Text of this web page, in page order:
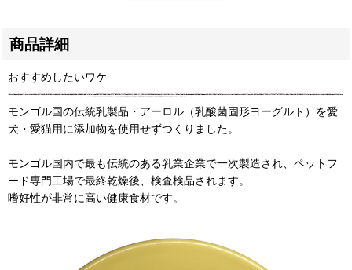
商品詳細
おすすめしたいワケ
モンゴル国の伝統乳製品・アーロル（乳酸菌固形ヨーグルト）を愛
犬・愛猫用に添加物を使用せずつくりました。
モンゴル国内で最も伝統のある乳業企業で一次製造され、ペットフ
ード専門工場で最終乾燥後、検査検品されます。
嗜好性が非常に高い健康食材です。